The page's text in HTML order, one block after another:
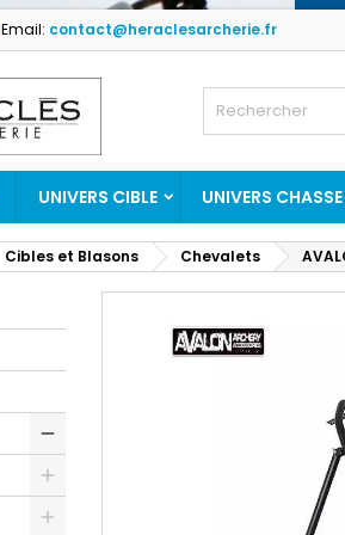
Email: contact@heraclesarcherie.fr
UNIVERS CIBLE UNIVERS CHASSE
Cibles et Blasons Chevalets